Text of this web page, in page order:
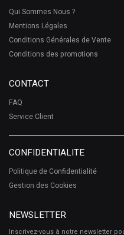
Qui Sommes Nous ?
Mentions Légales
Conditions Générales de Vente
Conditions des promotions
CONTACT
FAQ
Service Client
CONFIDENTIALITE
Politique de Confidentialité
Gestion des Cookies
NEWSLETTER
Inscrivez-vous à notre newsletter